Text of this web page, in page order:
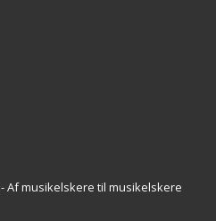
Af musikelskere til musikelskere